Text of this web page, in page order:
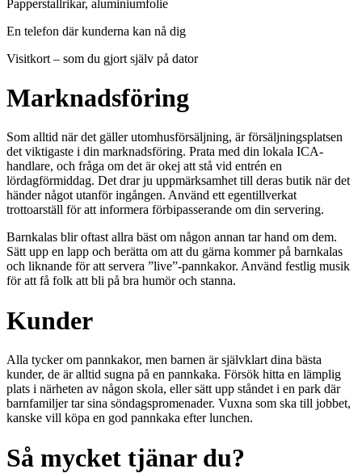
Papperstallrikar, aluminiumfolie
En telefon där kunderna kan nå dig
Visitkort – som du gjort själv på dator
Marknadsföring
Som alltid när det gäller utomhusförsäljning, är försäljningsplatsen
det viktigaste i din marknadsföring. Prata med din lokala ICA-
handlare, och fråga om det är okej att stå vid entrén en
lördagförmiddag. Det drar ju uppmärksamhet till deras butik när det
händer något utanför ingången. Använd ett egentillverkat
trottoarställ för att informera förbipasserande om din servering.
Barnkalas blir oftast allra bäst om någon annan tar hand om dem.
Sätt upp en lapp och berätta om att du gärna kommer på barnkalas
och liknande för att servera ”live”-pannkakor. Använd festlig musik
för att få folk att bli på bra humör och stanna.
Kunder
Alla tycker om pannkakor, men barnen är självklart dina bästa
kunder, de är alltid sugna på en pannkaka. Försök hitta en lämplig
plats i närheten av någon skola, eller sätt upp ståndet i en park där
barnfamiljer tar sina söndagspromenader. Vuxna som ska till jobbet,
kanske vill köpa en god pannkaka efter lunchen.
Så mycket tjänar du?